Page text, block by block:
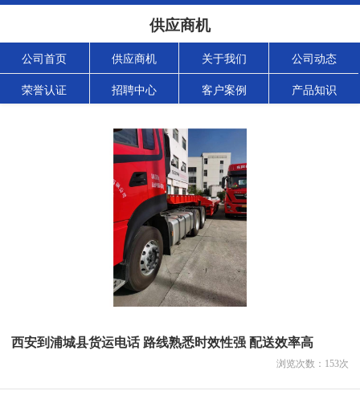
供应商机
公司首页 供应商机 关于我们 公司动态
荣誉认证 招聘中心 客户案例 产品知识
西安到浦城县货运电话 路线熟悉时效性强 配送效率高
浏览次数： 153次